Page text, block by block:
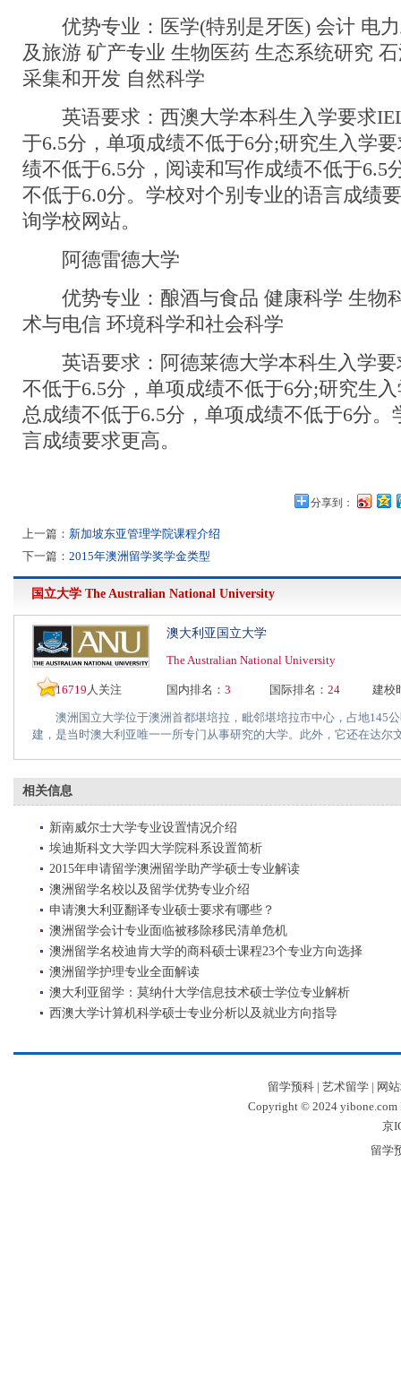
优势专业：医学(特别是牙医) 会计 电力
及旅游 矿产专业 生物医药 生态系统研究
采集和开发 自然科学
英语要求：西澳大学本科生入学要求
于6.5分，单项成绩不低于6分;研究生入学
绩不低于6.5分，阅读和写作成绩不低于6.5
不低于6.0分。学校对个别专业的语言成绩
询学校网站。
阿德雷德大学
优势专业：酿酒与食品 健康科学 生物
术与电信 环境科学和社会科学
英语要求：阿德莱德大学本科生入学要
不低于6.5分，单项成绩不低于6分;研究生
总成绩不低于6.5分，单项成绩不低于6分。
言成绩要求更高。
分享到：
上一篇： 新加坡东亚管理学院课程介绍
下一篇： 2015年澳洲留学奖学金类型
国立大学 The Australian National University
澳大利亚国立大学
The Australian National University
16719 人关注 国内排名： 3 国际排名： 24 建校
澳洲国立大学位于澳洲首都堪培拉，毗邻堪培拉市中心，占地145公
建，是当时澳大利亚唯一一所专门从事研究的大学。此外，它还在达尔
相关信息
新南威尔士大学专业设置情况介绍
埃迪斯科文大学四大学院科系设置简析
2015年申请留学澳洲留学助产学硕士专业解读
澳洲留学名校以及留学优势专业介绍
申请澳大利亚翻译专业硕士要求有哪些？
澳洲留学会计专业面临被移除移民清单危机
澳洲留学名校迪肯大学的商科硕士课程23个专业方向选择
澳洲留学护理专业全面解读
澳大利亚留学：莫纳什大学信息技术硕士学位专业解析
西澳大学计算机科学硕士专业分析以及就业方向指导
留学预科| 艺术留学| 网
Copyright © 2024 yibone.com
京
留学